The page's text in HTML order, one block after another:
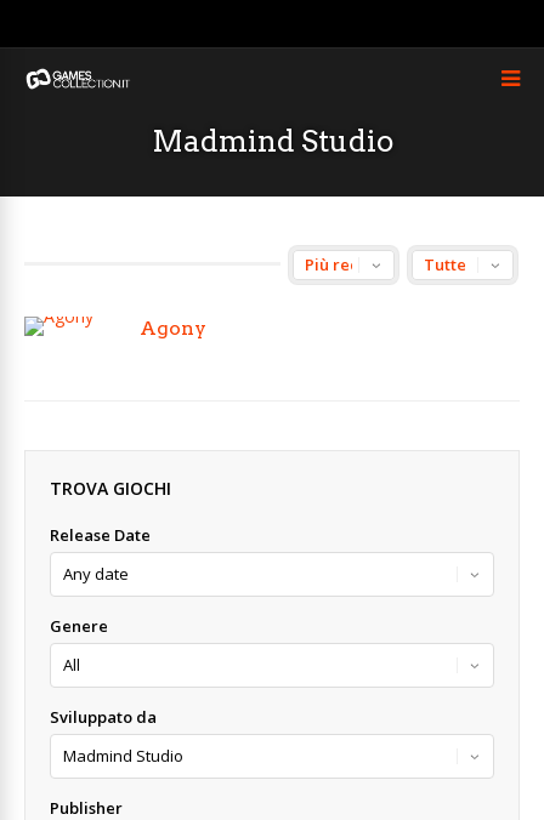
Madmind Studio
Agony
TROVA GIOCHI
Release Date
Genere
Sviluppato da
Publisher